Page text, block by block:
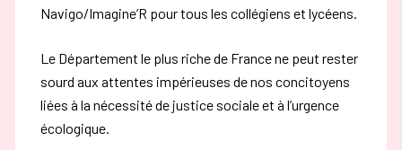
Navigo/Imagine’R pour tous les collégiens et lycéens.
Le Département le plus riche de France ne peut rester
sourd aux attentes impérieuses de nos concitoyens
liées à la nécessité de justice sociale et à l’urgence
écologique.